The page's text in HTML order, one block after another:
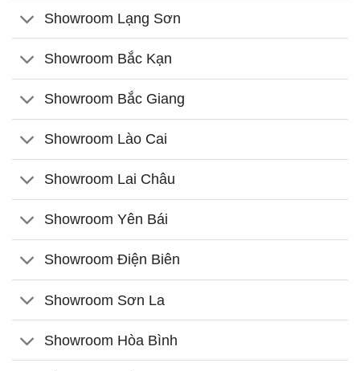
Showroom Lạng Sơn
Showroom Bắc Kạn
Showroom Bắc Giang
Showroom Lào Cai
Showroom Lai Châu
Showroom Yên Bái
Showroom Điện Biên
Showroom Sơn La
Showroom Hòa Bình